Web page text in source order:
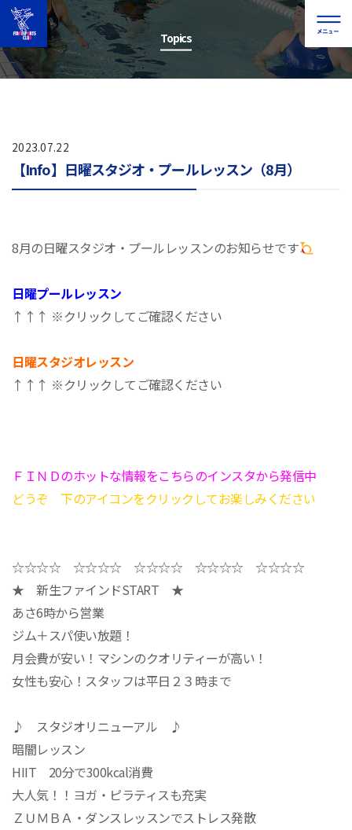
Topics
2023.07.22
【Info】日曜スタジオ・プールレッスン（8月）
8月の日曜スタジオ・プールレッスンのお知らせです
日曜プールレッスン
↑↑↑ ※クリックしてご確認ください
日曜スタジオレッスン
↑↑↑ ※クリックしてご確認ください
ＦＩＮＤのホットな情報をこちらのインスタから発信中
どうぞ 下のアイコンをクリックしてお楽しみください
☆☆☆☆ ☆☆☆☆ ☆☆☆☆ ☆☆☆☆ ☆☆☆☆
★ 新生ファインドSTART ★
あさ6時から営業
ジム＋スパ使い放題！
月会費が安い！マシンのクオリティーが高い！
女性も安心！スタッフは平日２３時まで
♪ スタジオリニューアル ♪
暗闇レッスン
HIIT 20分で300kcal消費
大人気！！ヨガ・ピラティスも充実
ＺＵＭＢＡ・ダンスレッスンでストレス発散